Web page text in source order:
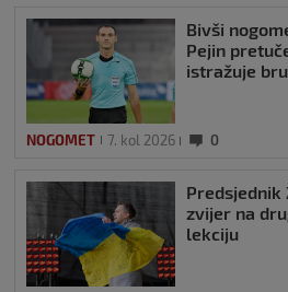
Bivši
Pejin
istražuje
NOGOMET 7. kol 2026 0
Predsjednik
zvijer na
lekciju